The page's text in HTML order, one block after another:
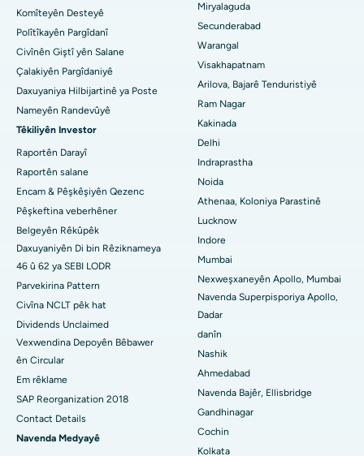
Nexweşxaneya herî baş li Hyderguda, Hyderabad
Nexweşxaneya herî baş li Vijay Nagar, Indore
Nexweşxaneya herî baş li Suryaraopeta Main Road, Kakinada
Nexweşxaneya herî baş li Rêya Circular a Canal, Kolkata
Nexweşxaneya herî baş li CBD Belapur, Navi Mumbai
Nexweşxaneya herî baş li Panchavati, Nashik
Nexweşxaneya herî baş li secunderabad, Hyderabad
Nexweşxaneya çêtirîn li Seshadripuram, Bangalore
Nexweşxaneya herî baş li Waltair Main Road, Visakhapatnam
Nexweşxaneya çêtirîn li Subhash Nagar Road, Karimnagar
Nexweşxaneya çêtirîn li Managari, Karaikudi
Nexweşxaneya herî baş li Arepally, Warangal
Nexweşxaneya herî baş li Arera Colony, Bhopal
Nexweşxaneya çêtirîn li Jayanagar, Bangalore
Biopsiya gurçikê
Parathyroidectomy
Guhertina Tevahî ya Çokê ya Seramîk
ERCP
Komîteyên Desteyê
Polîtîkayên Pargîdanî
Civînên Giştî yên Salane
Çalakiyên Pargîdaniyê
Daxuyaniya Hilbijartinê ya Poste
Nameyên Randevûyê
Têkiliyên Investor
Raportên Darayî
Raportên salane
Encam & Pêşkêşiyên Qezenc
Pêşkeftina veberhêner
Belgeyên Rêkûpêk
Daxuyaniyên Di bin Rêziknameya
46 û 62 ya SEBI LODR
Parvekirina Pattern
Civîna NCLT pêk hat
Dividends Unclaimed
Vexwendina Depoyên Bêbawer
ên Circular
Em rêklame
SAP Reorganization 2018
Contact Details
Navenda Medyayê
Miryalaguda
Secunderabad
Warangal
Visakhapatnam
Arilova, Bajarê Tenduristiyê
Ram Nagar
Kakinada
Delhi
Indraprastha
Noida
Athenaa, Koloniya Parastinê
Lucknow
Indore
Mumbai
Nexweşxaneyên Apollo, Mumbai
Navenda Superpisporiya Apollo,
Dadar
danîn
Nashik
Ahmedabad
Navenda Bajêr, Ellisbridge
Gandhinagar
Cochin
Kolkata